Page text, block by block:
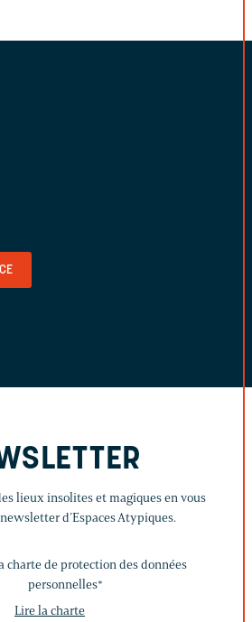
lieux insolites et magiques en vous
d’Espaces Atypiques.
charte de protection des données
personnelles*
Lire la charte